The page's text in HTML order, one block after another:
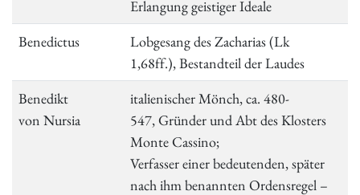
Erlangung geistiger Ideale
Benedictus
Lobgesang des Zacharias (Lk
1,68ff.), Bestandteil der Laudes
Benedikt
von Nursia
italienischer Mönch, ca. 480-
547, Gründer und Abt des Klosters
Monte Cassino;
Verfasser einer bedeutenden, später
nach ihm benannten Ordensregel –